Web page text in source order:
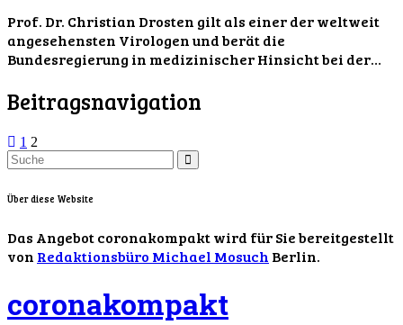
Prof. Dr. Christian Drosten gilt als einer der weltweit
angesehensten Virologen und berät die
Bundesregierung in medizinischer Hinsicht bei der…
Beitragsnavigation
1 2
Über diese Website
Das Angebot coronakompakt wird für Sie bereitgestellt
von Redaktionsbüro Michael Mosuch Berlin.
coronakompakt